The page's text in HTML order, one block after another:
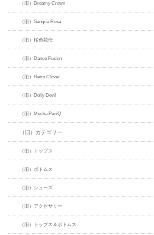
（旧）Dreamy Crown
（旧）Sangria Rosa
（旧）桜色花伝
（旧）Dance Fusion
（旧）Retro Clover
（旧）Dolly Devil
（旧）Mecha PaniQ
（旧）カテゴリー
（旧）トップス
（旧）ボトムス
（旧）シューズ
（旧）アクセサリー
（旧）トップス＆ボトムス